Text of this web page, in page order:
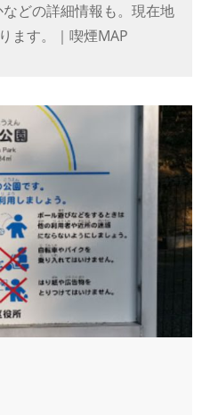
どの詳細情報も。現在地
ます。｜喫煙MAP